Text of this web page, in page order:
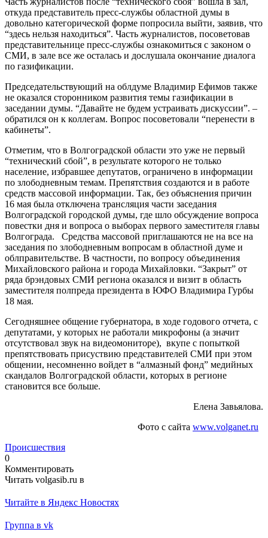
откуда представитель пресс-службы областной думы в
довольно категорической форме попросила выйти, заявив, что
“здесь нельзя находиться”. Часть журналистов, посоветовав
представительнице пресс-службы ознакомиться с законом о
СМИ, в зале все же осталась и дослушала окончание диалога
по газификации.
Председательствующий на облдуме Владимир Ефимов также
не оказался сторонником развития темы газификации в
заседании думы. “Давайте не будем устраивать дискуссии”. –
обратился он к коллегам. Вопрос посоветовали “перенести в
кабинеты”.
Отметим, что в Волгоградской области это уже не первый
“технический сбой”, в результате которого не только
население, избравшее депутатов, ограничено в информации
по злободневным темам. Препятствия создаются и в работе
средств массовой информации. Так, без объяснения причин
16 мая была отключена трансляция части заседания
Волгоградской городской думы, где шло обсуждение вопроса
повестки дня и вопроса о выборах первого заместителя главы
Волгограда. Средства массовой приглашаются не на все на
заседания по злободневным вопросам в областной думе и
облправительстве. В частности, по вопросу объединения
Михайловского района и города Михайловки. “Закрыт” от
ряда брэндовых СМИ региона оказался и визит в область
заместителя полпреда президента в ЮФО Владимира Гурбы
18 мая.
Сегодняшнее общение губернатора, в ходе годового отчета, с
депутатами, у которых не работали микрофоны (а значит
отсутствовал звук на видеомониторе), вкупе с попыткой
препятствовать присуствию представителей СМИ при этом
общении, несомненно войдет в “алмазный фонд” медийных
скандалов Волгоградской области, которых в регионе
становится все больше.
Елена Завьялова.
Фото с сайта www.volganet.ru
Происшествия
0
Комментировать
Читать volgasib.ru в
Читайте в Яндекс Новостях
Группа в vk